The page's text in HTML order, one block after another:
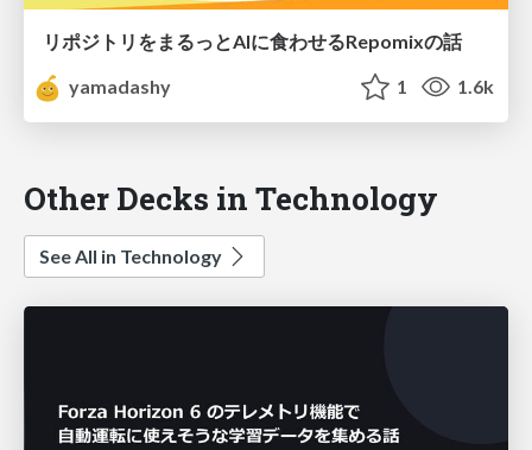
リポジトリをまるっとAIに食わせるRepomixの話
yamadashy
1 1.6k
Other Decks in Technology
See All in Technology